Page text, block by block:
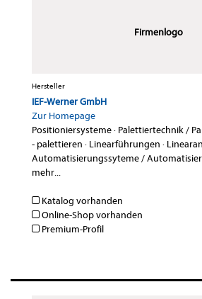
Firmenlogo
Hersteller
IEF-Werner GmbH
Zur Homepage
Positioniersysteme· Palettiertechnik /
- palettieren · Linearführungen ·
Automatisierungssyteme /
mehr...
Katalog vorhanden
Online-Shop vorhanden
Premium-Profil